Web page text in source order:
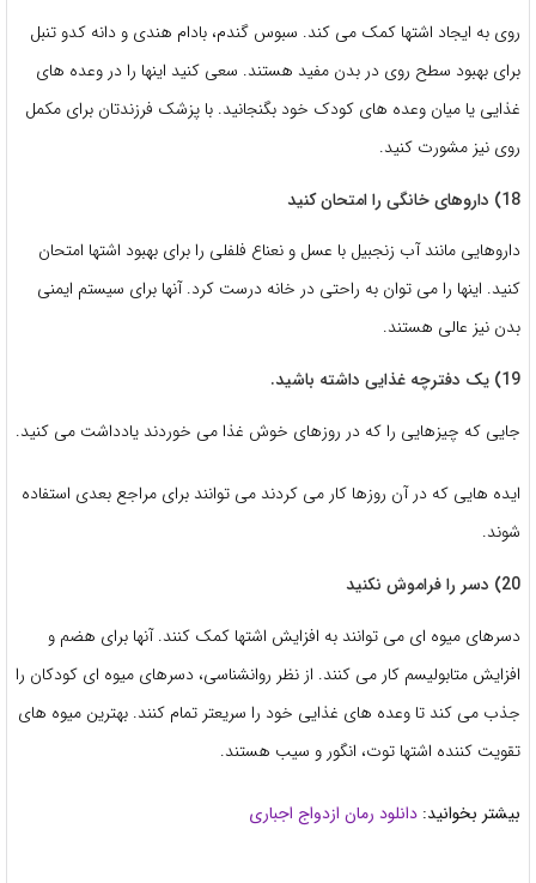
روی به ایجاد اشتها کمک می کند. سبوس گندم، بادام هندی و دانه کدو تنبل
برای بهبود سطح روی در بدن مفید هستند. سعی کنید اینها را در وعده های
غذایی یا میان وعده های کودک خود بگنجانید. با پزشک فرزندتان برای مکمل
روی نیز مشورت کنید.
18) داروهای خانگی را امتحان کنید
داروهایی مانند آب زنجبیل با عسل و نعناع فلفلی را برای بهبود اشتها امتحان
کنید. اینها را می توان به راحتی در خانه درست کرد. آنها برای سیستم ایمنی
بدن نیز عالی هستند.
19) یک دفترچه غذایی داشته باشید.
جایی که چیزهایی را که در روزهای خوش غذا می خوردند یادداشت می کنید.
ایده هایی که در آن روزها کار می کردند می توانند برای مراجع بعدی استفاده
شوند.
20) دسر را فراموش نکنید
دسرهای میوه ای می توانند به افزایش اشتها کمک کنند. آنها برای هضم و
افزایش متابولیسم کار می کنند. از نظر روانشناسی، دسرهای میوه ای کودکان را
جذب می کند تا وعده های غذایی خود را سریعتر تمام کنند. بهترین میوه های
تقویت کننده اشتها توت، انگور و سیب هستند.
بیشتر بخوانید: دانلود رمان ازدواج اجباری